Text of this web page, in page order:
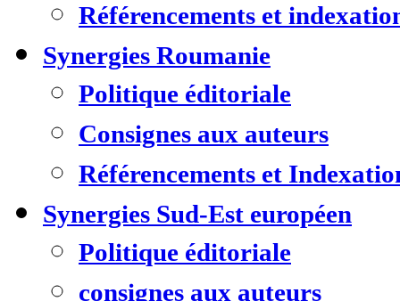
Référencements et
Synergies Roumanie
Politique éditoriale
Consignes aux auteurs
Référencements et
Synergies Sud-Est européen
Politique éditoriale
consignes aux auteurs